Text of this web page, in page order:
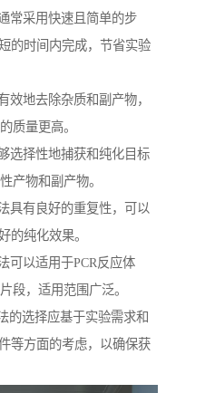
常采用快速且简单的步
的时间内完成，节省实验
效地去除杂质和副产物，
质量更高。
选择性地捕获和纯化目标
产物和副产物。
具有良好的重复性，可以
的纯化效果。
可以适用于PCR反应体
段，适用范围广泛。
的选择应基于实验需求和
等方面的考虑，以确保获